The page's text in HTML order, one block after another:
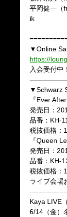
平岡健一（
ik
▼Online
https://
入会受付中！
▼Schwarz
『Ever After
発売日：
品番： KH-11
税抜価格：
『Queen
発売日：
品番： KH-
税抜価格：
ライブ会場
Kaya LIVE （
6/14 （金）